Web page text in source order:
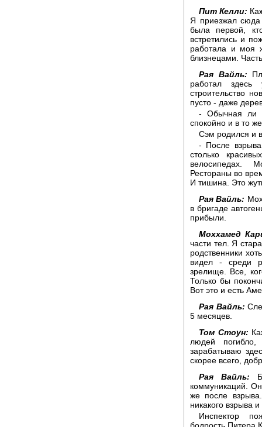
Пит Келли:
Я приезжал
была первой,
встретились и
работала и моя
близнецами.
Рая Вайль:
работал
строительство
пусто - даже
- Обычная ли
спокойно и в то
Сэм родился и
- После
столько
велосипедах.
Рестораны во
И тишина. Это
Рая Вайль:
в бригаде
прибыли.
Моххамед
части тел. Я
родственники
видел - среди
зрелище. Все,
Только бы
Вот это и есть
Рая Вайль:
5 месяцев.
Том Стоун:
людей
зарабатываю
скорее всего,
Рая Вайль:
коммуникаций. Он
же после
никакого взрыва
Инспектор
бодрость Питера